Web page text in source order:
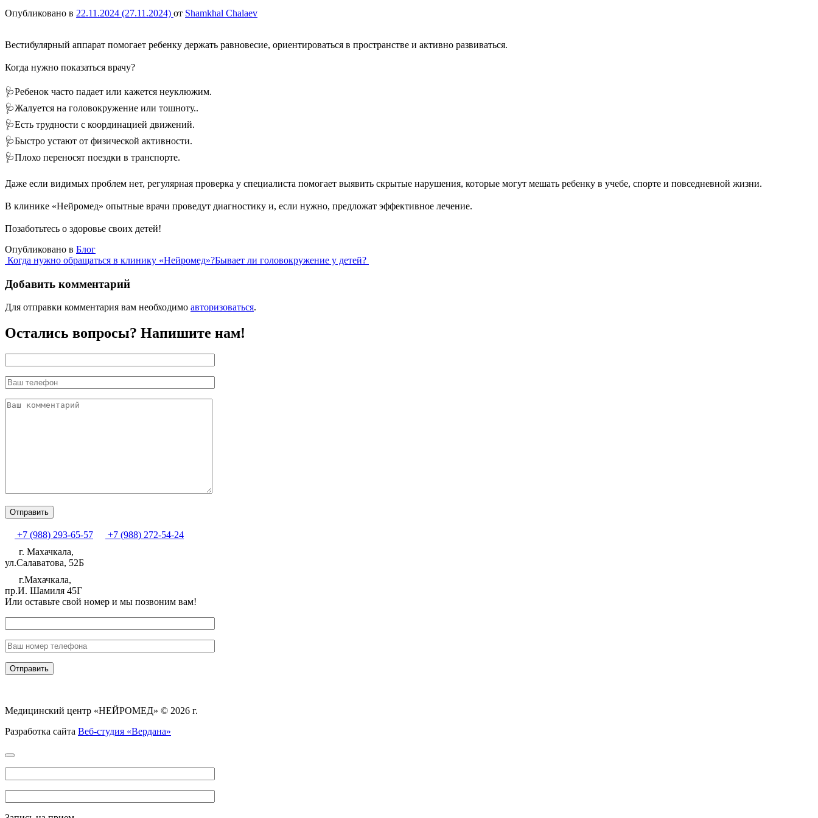
Опубликовано в 22.11.2024 (27.11.2024) от Shamkhal Chalaev
Вестибулярный аппарат помогает ребенку держать равновесие, ориентироваться в пространстве и активно развиваться.
Когда нужно показаться врачу?
🩺Ребенок часто падает или кажется неуклюжим.
🩺Жалуется на головокружение или тошноту..
🩺Есть трудности с координацией движений.
🩺Быстро устают от физической активности.
🩺Плохо переносят поездки в транспорте.
Даже если видимых проблем нет, регулярная проверка у специалиста помогает выявить скрытые нарушения, которые могут мешать ребенку в учебе, спорте и повседневной жизни.
В клинике «Нейромед» опытные врачи проведут диагностику и, если нужно, предложат эффективное лечение.
Позаботьтесь о здоровье своих детей!
Опубликовано в Блог
Навигация
по
записям
Когда нужно обращаться в клинику «Нейромед»?Бывает ли головокружение у детей?
Добавить комментарий
Для отправки комментария вам необходимо авторизоваться.
Остались вопросы? Напишите нам!
+7 (988) 293-65-57
+7 (988) 272-54-24
г. Махачкала,
ул.Салаватова, 52Б
г.Махачкала,
пр.И. Шамиля 45Г
Или оставьте свой номер и мы позвоним вам!
Медицинский центр «НЕЙРОМЕД» © 2026 г.
Разработка сайта Веб-студия «Вердана»